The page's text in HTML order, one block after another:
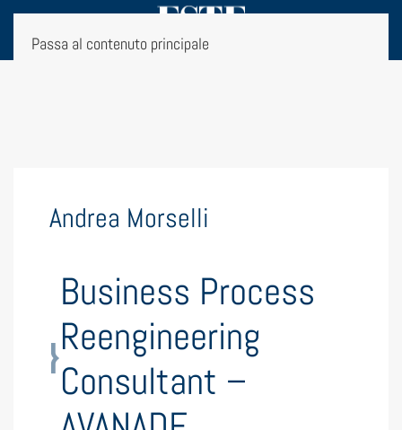
Passa al contenuto principale
Andrea Morselli
Business Process
Reengineering
Consultant –